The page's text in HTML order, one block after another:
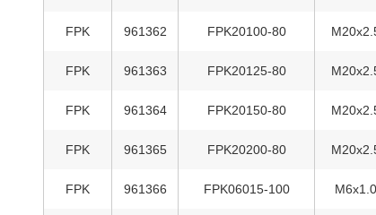
FPK 961362 FPK20100-80
FPK 961363 FPK20125-80
FPK 961364 FPK20150-80
FPK 961365 FPK20200-80
FPK 961366 FPK06015-100 M6x1.0